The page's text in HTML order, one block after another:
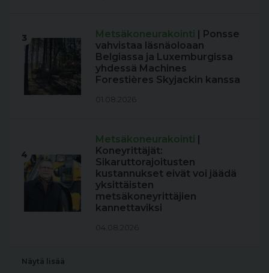
3 Metsäkoneurakointi | Ponsse
vahvistaa läsnäoloaan
Belgiassa ja Luxemburgissa
yhdessä Machines
Forestières Skyjackin kanssa
01.08.2026
4
Metsäkoneurakointi |
Koneyrittäjät:
Sikaruttorajoitusten
kustannukset eivät voi jäädä
yksittäisten
metsäkoneyrittäjien
kannettaviksi
04.08.2026
Näytä lisää